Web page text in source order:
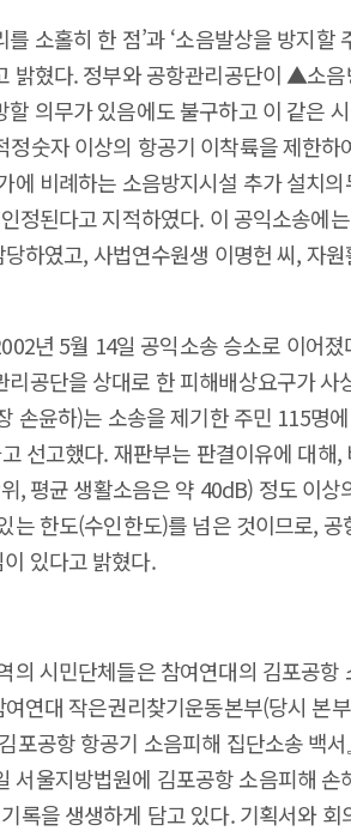
소홀히 한 점’과 ‘소음발상을 방지할
밝혔다. 정부와 공항관리공단이 ▲소
의무가 있음에도 불구하고 이 같은
숫자 이상의 항공기 이착륙을 제한하
에 비례하는 소음방지시설 추가 설치
정된다고 지적하였다. 이 공익소송에
하였고, 사법연수원생 이명헌 씨, 자원
년 5월 14일 공익소송 승소로 이어
공단을 상대로 한 피해배상요구가 사
손윤하)는 소송을 제기한 주민 115명
선고했다. 재판부는 판결이유에 대해,
, 평균 생활소음은 약 40dB) 정도 이상
는 한도(수인한도)를 넘은 것이므로, 공
있다고 밝혔다.
의 시민단체들은 참여연대의 김포공항
연대 작은권리찾기운동본부(당시 본
포공항 항공기 소음피해 집단소송 백
서울지방법원에 김포공항 소음피해 손
록을 생생하게 담고 있다. 기획서와 회